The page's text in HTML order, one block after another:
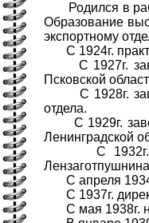
Родился в
Образование
экспортному
С 1924г.
С 1927г.
Псковской
С 1928г.
отдела.
С 1929г.
Ленинградской
С 1932г.
С апреля
С 1937г.
С мая 1938г.